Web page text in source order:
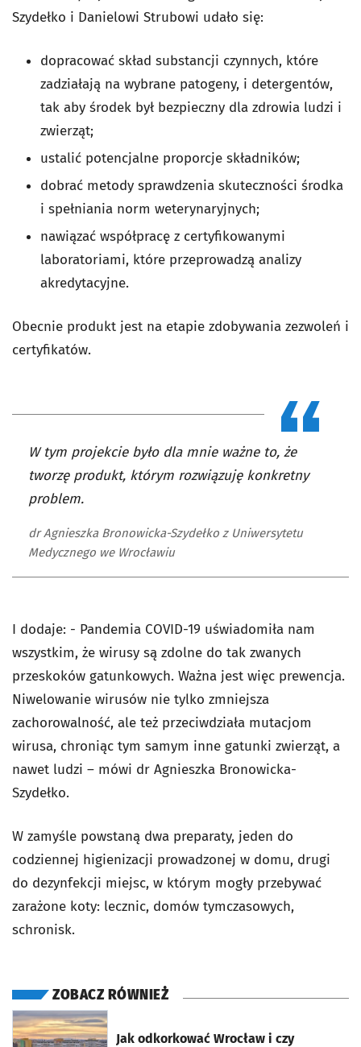
Szydełko i Danielowi Strubowi udało się:
dopracować skład substancji czynnych, które
zadziałają na wybrane patogeny, i detergentów,
tak aby środek był bezpieczny dla zdrowia ludzi i
zwierząt;
ustalić potencjalne proporcje składników;
dobrać metody sprawdzenia skuteczności środka
i spełniania norm weterynaryjnych;
nawiązać współpracę z certyfikowanymi
laboratoriami, które przeprowadzą analizy
akredytacyjne.
Obecnie produkt jest na etapie zdobywania zezwoleń i
certyfikatów.
W tym projekcie było dla mnie ważne to, że
tworzę produkt, którym rozwiązuję konkretny
problem.
dr Agnieszka Bronowicka-Szydełko z Uniwersytetu
Medycznego we Wrocławiu
I dodaje: - Pandemia COVID-19 uświadomiła nam
wszystkim, że wirusy są zdolne do tak zwanych
przeskoków gatunkowych. Ważna jest więc prewencja.
Niwelowanie wirusów nie tylko zmniejsza
zachorowalność, ale też przeciwdziała mutacjom
wirusa, chroniąc tym samym inne gatunki zwierząt, a
nawet ludzi – mówi dr Agnieszka Bronowicka-
Szydełko.
W zamyśle powstaną dwa preparaty, jeden do
codziennej higienizacji prowadzonej w domu, drugi
do dezynfekcji miejsc, w którym mogły przebywać
zarażone koty: lecznic, domów tymczasowych,
schronisk.
ZOBACZ RÓWNIEŻ
Jak odkorkować Wrocław i czy
otworzy się w nowej karcie